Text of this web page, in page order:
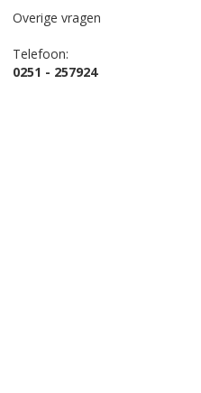
Overige vragen
Telefoon:
0251 - 257924